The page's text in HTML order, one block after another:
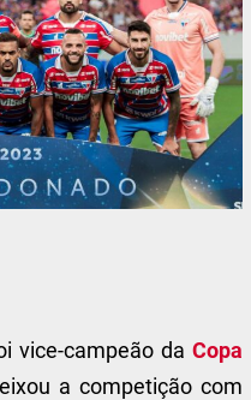
vice-campeão da Copa
a competição com